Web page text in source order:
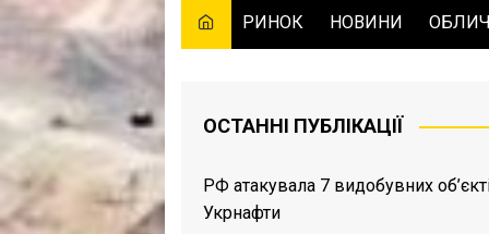
РИНОК НОВИНИ
ОСТАННІ ПУБЛІКАЦІЇ
РФ атакувала 7 видобувних
Укрнафти